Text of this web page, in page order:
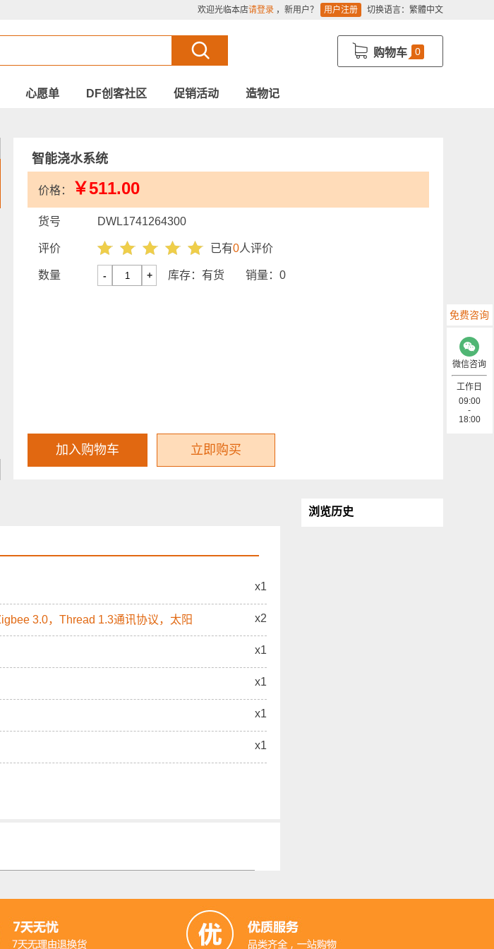
欢迎光临本店请登录 ，新用户？ 用户注册 切换语言： 繁體中文
购物车 0
心愿单 DF创客社区 促销活动 造物记
智能浇水系统
价格： ￥511.00
货号 DWL1741264300
评价 已有0人评价
数量 - + 库存： 有货 销量： 0
加入购物车 立即购买
x1
3.0，Thread 1.3通讯协议，太阳
x2
x1
x1
x1
x1
浏览历史
免费咨询
微信咨询
工作日
09:00
-
18:00